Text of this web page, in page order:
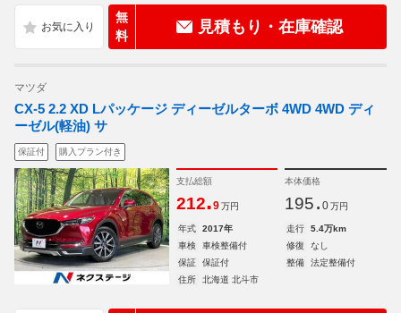
無
料
見積もり・在庫確認
マツダ
CX-5 2.2 XD Lパッケージ ディーゼルターボ 4WD 4WD ディ
ーゼル(軽油) サ
保証付 購入プラン付き
支払総額
212.9 万円
本体価格
195. 0 万円
年式 2017年 走行
5.4万km
車検
車検整備付 修復
なし
保証
保証付 整備
法定整備付
住所
北海道 北斗市